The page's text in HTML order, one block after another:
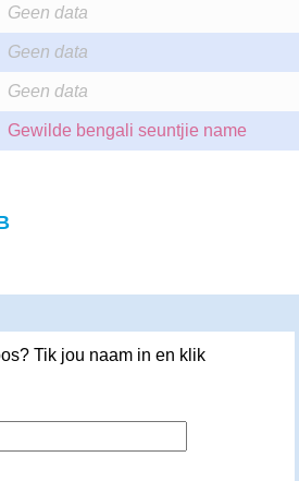
Geen data
Geen data
Geen data
Gewilde bengali seuntjie name
Tik jou naam in en klik